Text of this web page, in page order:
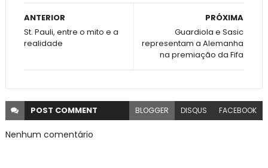
PRÓXIMA
Guardiola e Sasic
representam a Alemanha
na premiação da Fifa
ANTERIOR
St. Pauli, entre o mito e a
realidade
POST COMMENT BLOGGER DISQUS FACEBOOK
Nenhum comentário